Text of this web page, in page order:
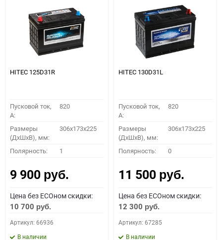
HITEC 125D31R
Пусковой ток,
A:
820
Размеры
(ДхШхВ), мм:
306x173x225
Полярность: 1
9 900 руб.
Цена без ECOном скидки:
10 700 руб.
Артикул: 66936
В наличии
HITEC 130D31L
Пусковой ток,
A:
820
Размеры
(ДхШхВ), мм:
306x173x225
Полярность: 0
11 500 руб.
Цена без ECOном скидки:
12 300 руб.
Артикул: 67285
В наличии